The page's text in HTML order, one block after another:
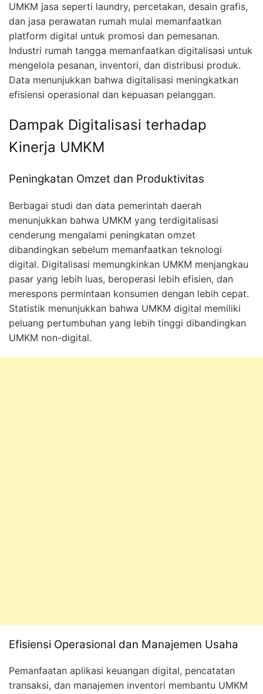
UMKM jasa seperti laundry, percetakan, desain grafis,
dan jasa perawatan rumah mulai memanfaatkan
platform digital untuk promosi dan pemesanan.
Industri rumah tangga memanfaatkan digitalisasi untuk
mengelola pesanan, inventori, dan distribusi produk.
Data menunjukkan bahwa digitalisasi meningkatkan
efisiensi operasional dan kepuasan pelanggan.
Dampak Digitalisasi terhadap
Kinerja UMKM
Peningkatan Omzet dan Produktivitas
Berbagai studi dan data pemerintah daerah
menunjukkan bahwa UMKM yang terdigitalisasi
cenderung mengalami peningkatan omzet
dibandingkan sebelum memanfaatkan teknologi
digital. Digitalisasi memungkinkan UMKM menjangkau
pasar yang lebih luas, beroperasi lebih efisien, dan
merespons permintaan konsumen dengan lebih cepat.
Statistik menunjukkan bahwa UMKM digital memiliki
peluang pertumbuhan yang lebih tinggi dibandingkan
UMKM non-digital.
Efisiensi Operasional dan Manajemen Usaha
Pemanfaatan aplikasi keuangan digital, pencatatan
transaksi, dan manajemen inventori membantu UMKM